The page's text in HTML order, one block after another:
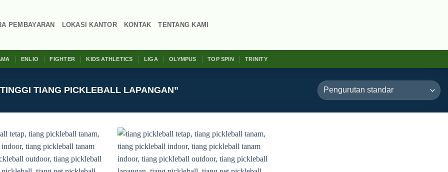
PEMBAYARAN LOKASI KANTOR KONTAK TENTANG KAMI
ENLIO FIGHTER KIDS ATHLETICS LIGA OLYMPUS TOP SPIN TRINITY
TIANG PICKLEBALL LAPANGAN”
Add to
wishlist
Add to
wishlist